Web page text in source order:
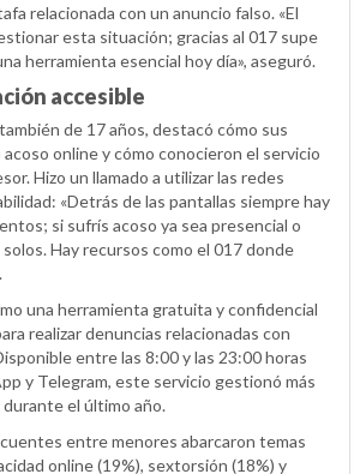
relacionada con un anuncio falso. «El
esta situación; gracias al 017 supe
herramienta esencial hoy día», aseguró.
accesible
de 17 años, destacó cómo sus
online y cómo conocieron el servicio
Hizo un llamado a utilizar las redes
«Detrás de las pantallas siempre hay
si sufrís acoso ya sea presencial o
Hay recursos como el 017 donde
una herramienta gratuita y confidencial
realizar denuncias relacionadas con
entre las 8:00 y las 23:00 horas
y Telegram, este servicio gestionó más
el último año.
entre menores abarcaron temas
online (19%), sextorsión (18%) y